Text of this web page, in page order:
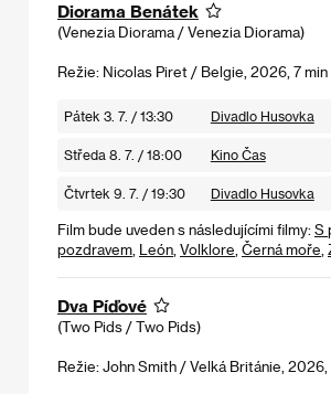
Diorama Benátek
(Venezia Diorama / Venezia Diorama)
Režie: Nicolas Piret / Belgie, 2026, 7 min
Pátek 3. 7. / 13:30 Divadlo Husovka
Středa 8. 7. / 18:00 Kino Čas
Čtvrtek 9. 7. / 19:30 Divadlo Husovka
Film bude uveden s následujícími filmy: S
pozdravem León Volklore Černá moře
Dva Píďové
(Two Pids / Two Pids)
Režie: John Smith / Velká Británie, 2026,